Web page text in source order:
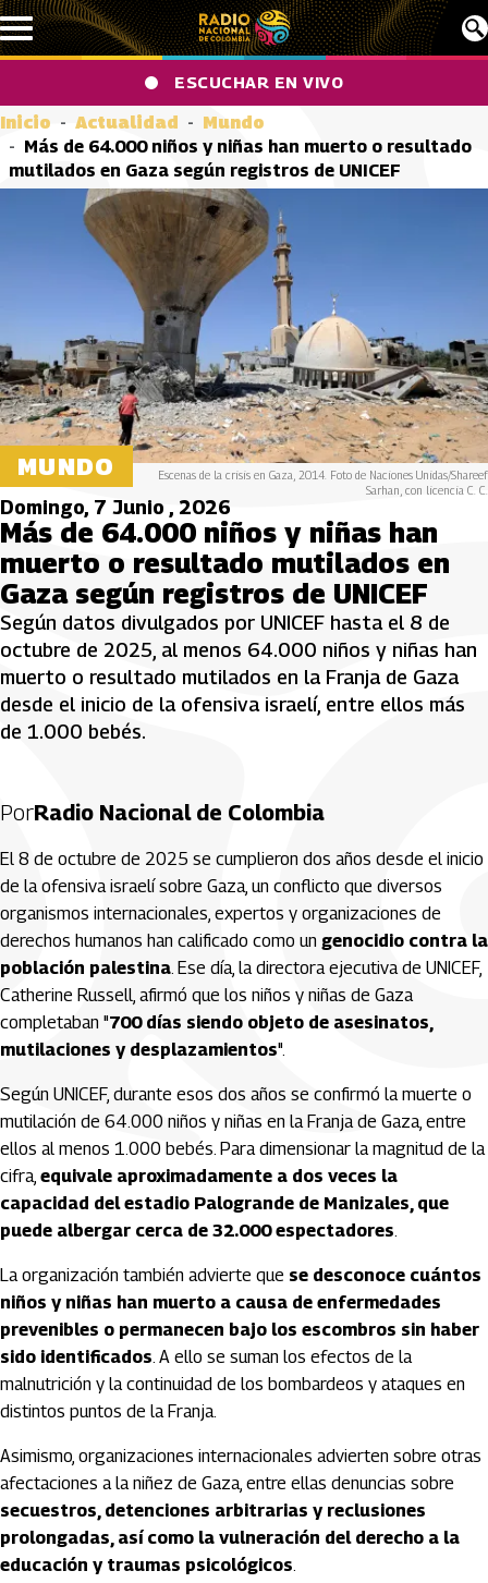
Pasar al contenido principal
ESCUCHAR EN VIVO
Inicio Actualidad
Mundo
Más de 64.000 niños y niñas han muerto o resultado
mutilados en Gaza según registros de UNICEF
MUNDO
Escenas de la crisis en Gaza, 2014. Foto de Naciones Unidas/Shareef
Sarhan, con licencia C. C.
Domingo, 7 Junio , 2026
Más de 64.000 niños y niñas han
muerto o resultado mutilados en
Gaza según registros de UNICEF
Según datos divulgados por UNICEF hasta el 8 de
octubre de 2025, al menos 64.000 niños y niñas han
muerto o resultado mutilados en la Franja de Gaza
desde el inicio de la ofensiva israelí, entre ellos más
de 1.000 bebés.
PorRadio Nacional de Colombia
El 8 de octubre de 2025 se cumplieron dos años desde el inicio
de la ofensiva israelí sobre Gaza, un conflicto que diversos
organismos internacionales, expertos y organizaciones de
derechos humanos han calificado como un genocidio contra la
población palestina. Ese día, la directora ejecutiva de UNICEF,
Catherine Russell, afirmó que los niños y niñas de Gaza
completaban "700 días siendo objeto de asesinatos,
mutilaciones y desplazamientos".
Según UNICEF, durante esos dos años se confirmó la muerte o
mutilación de 64.000 niños y niñas en la Franja de Gaza, entre
ellos al menos 1.000 bebés. Para dimensionar la magnitud de la
cifra, equivale aproximadamente a dos veces la
capacidad del estadio Palogrande de Manizales, que
puede albergar cerca de 32.000 espectadores.
La organización también advierte que se desconoce cuántos
niños y niñas han muerto a causa de enfermedades
prevenibles o permanecen bajo los escombros sin haber
sido identificados. A ello se suman los efectos de la
malnutrición y la continuidad de los bombardeos y ataques en
distintos puntos de la Franja.
Asimismo, organizaciones internacionales advierten sobre otras
afectaciones a la niñez de Gaza, entre ellas denuncias sobre
secuestros, detenciones arbitrarias y reclusiones
prolongadas, así como la vulneración del derecho a la
educación y traumas psicológicos.